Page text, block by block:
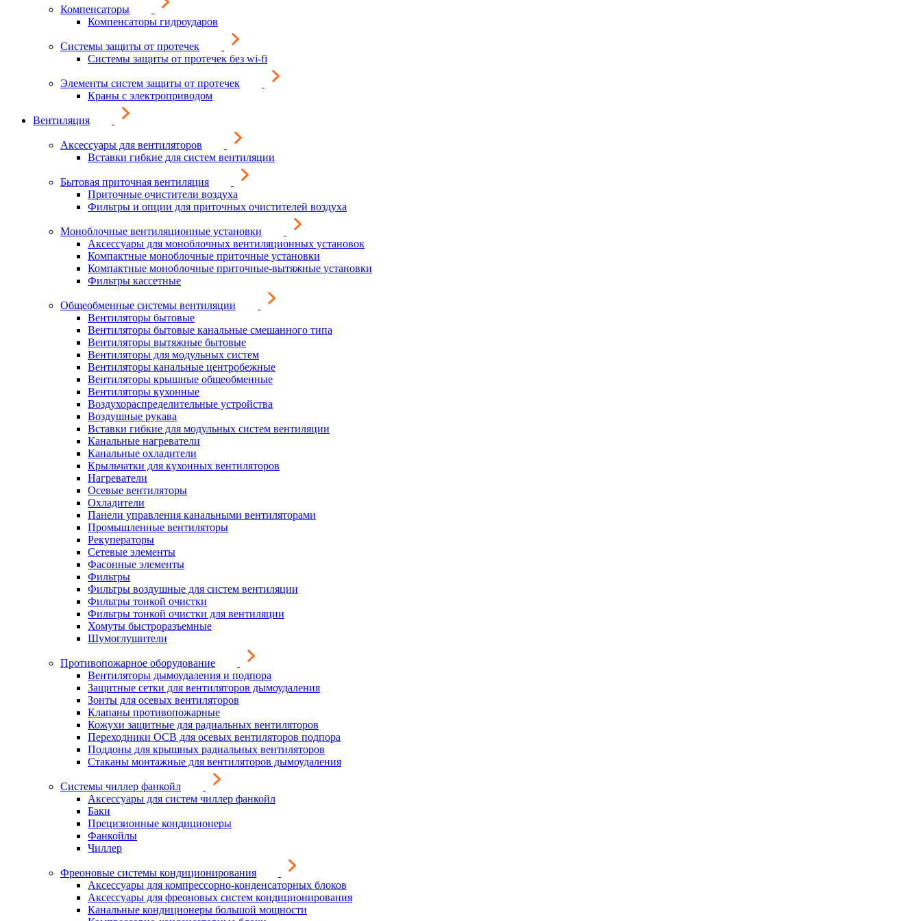
Компенсаторы
Компенсаторы гидроударов
Системы защиты от протечек
Системы защиты от протечек без wi-fi
Элементы систем защиты от протечек
Краны с электроприводом
Вентиляция
Аксессуары для вентиляторов
Вставки гибкие для систем вентиляции
Бытовая приточная вентиляция
Приточные очистители воздуха
Фильтры и опции для приточных очистителей воздуха
Моноблочные вентиляционные установки
Аксессуары для моноблочных вентиляционных установок
Компактные моноблочные приточные установки
Компактные моноблочные приточные-вытяжные установки
Фильтры кассетные
Общеобменные системы вентиляции
Вентиляторы бытовые
Вентиляторы бытовые канальные смешанного типа
Вентиляторы вытяжные бытовые
Вентиляторы для модульных систем
Вентиляторы канальные центробежные
Вентиляторы крышные общеобменные
Вентиляторы кухонные
Воздухораспределительные устройства
Воздушные рукава
Вставки гибкие для модульных систем вентиляции
Канальные нагреватели
Канальные охладители
Крыльчатки для кухонных вентиляторов
Нагреватели
Осевые вентиляторы
Охладители
Панели управления канальными вентиляторами
Промышленные вентиляторы
Рекуператоры
Сетевые элементы
Фасонные элементы
Фильтры
Фильтры воздушные для систем вентиляции
Фильтры тонкой очистки
Фильтры тонкой очистки для вентиляции
Хомуты быстроразъемные
Шумоглушители
Противопожарное оборудование
Вентиляторы дымоудаления и подпора
Защитные сетки для вентиляторов дымоудаления
Зонты для осевых вентиляторов
Клапаны противопожарные
Кожухи защитные для радиальных вентиляторов
Переходники ОСВ для осевых вентиляторов подпора
Поддоны для крышных радиальных вентиляторов
Стаканы монтажные для вентиляторов дымоудаления
Системы чиллер фанкойл
Аксессуары для систем чиллер фанкойл
Баки
Прецизионные кондиционеры
Фанкойлы
Чиллер
Фреоновые системы кондиционирования
Аксессуары для компрессорно-конденсаторных блоков
Аксессуары для фреоновых систем кондиционирования
Канальные кондиционеры большой мощности